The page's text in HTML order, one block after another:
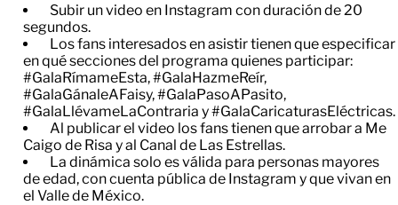
Subir un video en Instagram con duración de 20
segundos.
Los fans interesados en asistir tienen que especificar
en qué secciones del programa quienes participar:
#GalaRímameEsta, #GalaHazmeReír,
#GalaGánaleAFaisy, #GalaPasoAPasito,
#GalaLlévameLaContraria y #GalaCaricaturasEléctricas.
Al publicar el video los fans tienen que arrobar a Me
Caigo de Risa y al Canal de Las Estrellas.
La dinámica solo es válida para personas mayores
de edad, con cuenta pública de Instagram y que vivan en
el Valle de México.